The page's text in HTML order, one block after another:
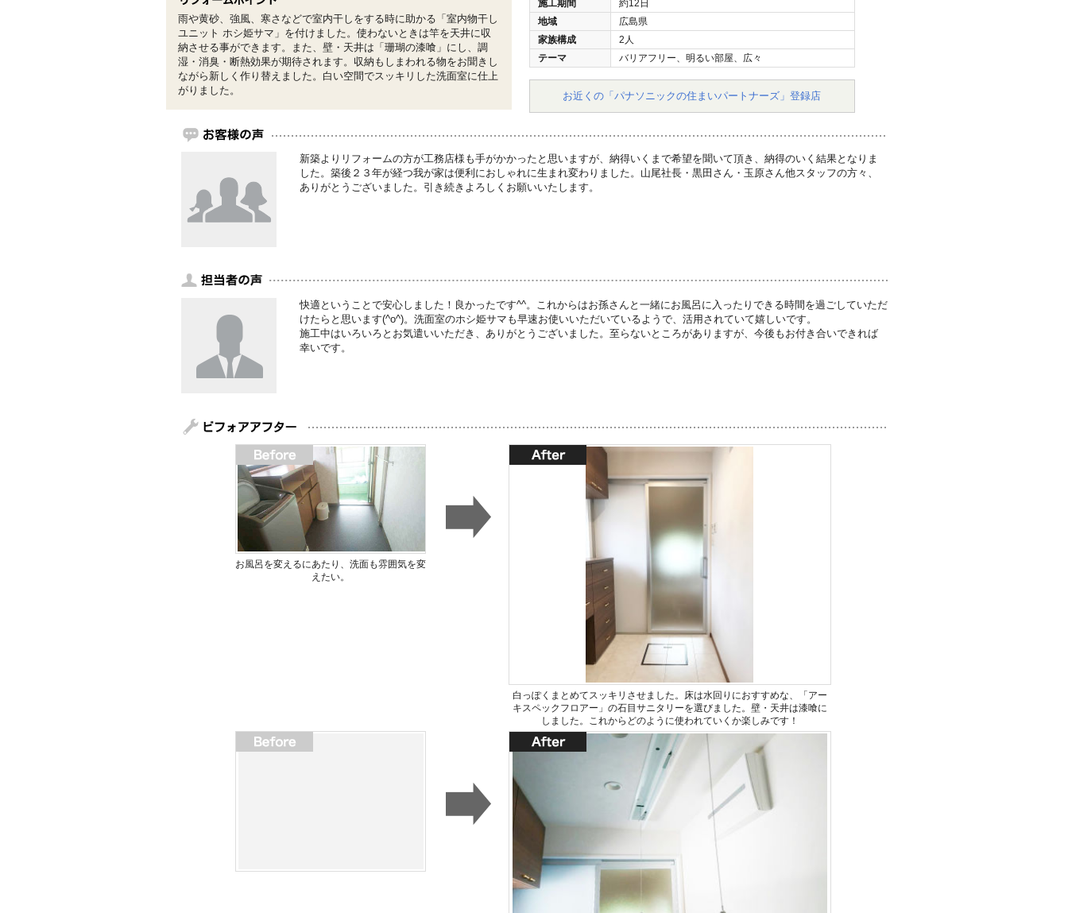
施工期間
約12日
地域
広島県
家族構成
2人
テーマ
バリアフリー、明るい部屋、広々
お近くの「パナソニックの住まいパートナーズ」登録店
雨や黄砂、強風、寒さなどで室内干しをする時に助かる「室内物干し
ユニット ホシ姫サマ」を付けました。使わないときは竿を天井に収
納させる事ができます。また、壁・天井は「珊瑚の漆喰」にし、調
湿・消臭・断熱効果が期待されます。収納もしまわれる物をお聞きし
ながら新しく作り替えました。白い空間でスッキリした洗面室に仕上
がりました。
新築よりリフォームの方が工務店様も手がかかったと思いますが、納得いくまで希望を聞いて頂き、納得のいく結果となりま
した。築後２３年が経つ我が家は便利におしゃれに生まれ変わりました。山尾社長・黒田さん・玉原さん他スタッフの方々、
ありがとうございました。引き続きよろしくお願いいたします。
快適ということで安心しました！良かったです^^。これからはお孫さんと一緒にお風呂に入ったりできる時間を過ごしていただ
けたらと思います(^o^)。洗面室のホシ姫サマも早速お使いいただいているようで、活用されていて嬉しいです。
施工中はいろいろとお気遣いいただき、ありがとうございました。至らないところがありますが、今後もお付き合いできれば
幸いです。
お風呂を変えるにあたり、洗面も雰囲気を変
えたい。
白っぽくまとめてスッキリさせました。床は水回りにおすすめな、「アー
キスペックフロアー」の石目サニタリーを選びました。壁・天井は漆喰に
しました。これからどのように使われていくか楽しみです！